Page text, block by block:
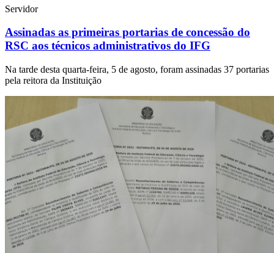
Servidor
Assinadas as primeiras portarias de concessão do
RSC aos técnicos administrativos do IFG
Na tarde desta quarta-feira, 5 de agosto, foram assinadas 37 portarias
pela reitora da Instituição